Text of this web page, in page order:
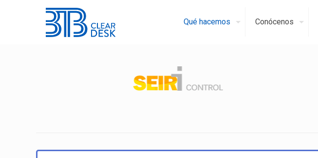
Qué hacemos Conócenos